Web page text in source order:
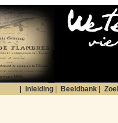
Inleiding Beeldbank